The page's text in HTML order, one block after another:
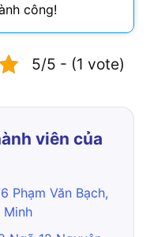
công!
5/5 - (1 vote)
viên của
Phạm Văn Bạch,
Minh